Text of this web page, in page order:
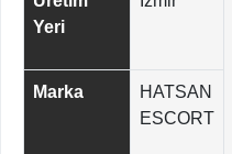
Yeri
Marka
HATSAN
ESCORT